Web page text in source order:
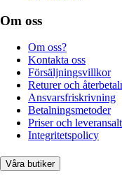
Om oss
Om oss?
Kontakta oss
Försäljningsvillkor
Returer och
Ansvarsfriskrivning
Betalningsmetoder
Priser och
Integritetspolicy
Våra butiker